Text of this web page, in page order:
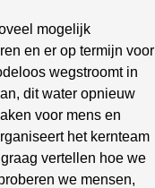
mogelijk
en er op termijn voor
wegstroomt in
dit water opnieuw
voor mens en
het kernteam
vertellen hoe we
we mensen,